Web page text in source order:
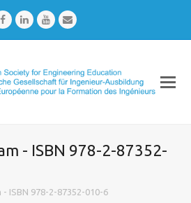
FacebookLinkedInYoutubeEmail
- ISBN 978-2-87352-
- ISBN 978-2-87352-010-6